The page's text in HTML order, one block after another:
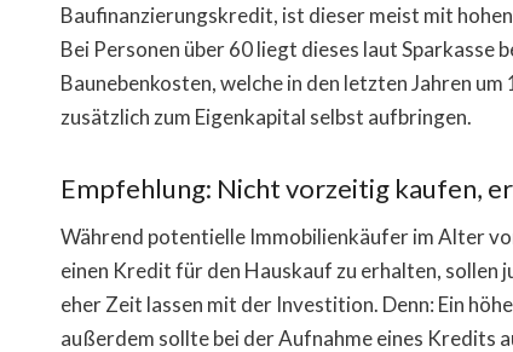
Baufinanzierungskredit, ist dieser meist mit
Bei Personen über 60 liegt dieses laut Sparkasse
Baunebenkosten, welche in den letzten Jahren
zusätzlich zum Eigenkapital selbst aufbringen.
Empfehlung: Nicht vorzeitig kaufen,
Während potentielle Immobilienkäufer im Alter
einen Kredit für den Hauskauf zu erhalten, sollen
eher Zeit lassen mit der Investition. Denn: Ein
außerdem sollte bei der Aufnahme eines Kredits